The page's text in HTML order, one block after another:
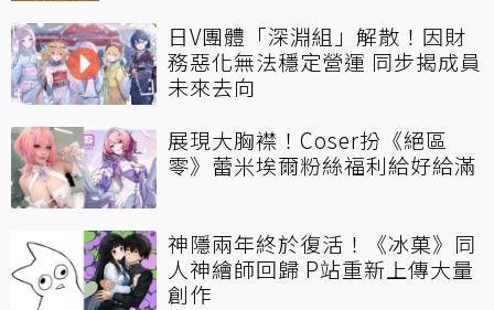
日V團體「深淵組」解散！因財
務惡化無法穩定營運 同步揭成員
未來去向
展現大胸襟！Coser扮《絕區
零》蕾米埃爾粉絲福利給好給滿
神隱兩年終於復活！《冰菓》同
人神繪師回歸 P站重新上傳大量
創作